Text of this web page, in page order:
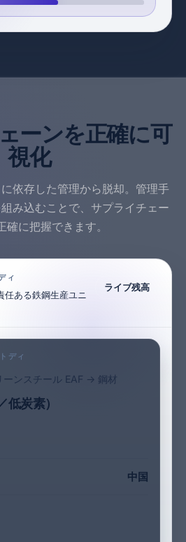
ーンを正確に可
視化
依存した管理から脱却。管理手
み込むことで、サプライチェー
確に把握できます。
ィ
ある鉄鋼生産ユニ
ライブ残高
ディ
ンスチール EAF -> 鋼材
炭素）
中国